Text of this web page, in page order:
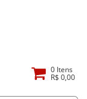
0 Itens
R$ 0,00